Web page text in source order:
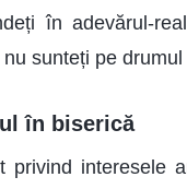
în adevărul-
sunteți pe drumul
în biserică
privind interesele